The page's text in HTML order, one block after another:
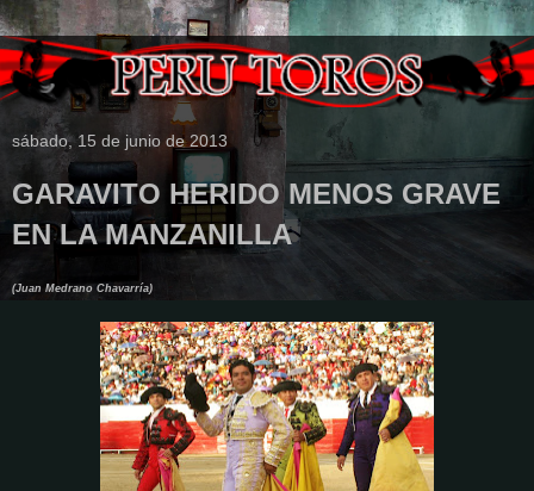
sábado, 15 de junio de 2013
GARAVITO HERIDO MENOS GRAVE
EN LA MANZANILLA
(Juan Medrano Chavarría)